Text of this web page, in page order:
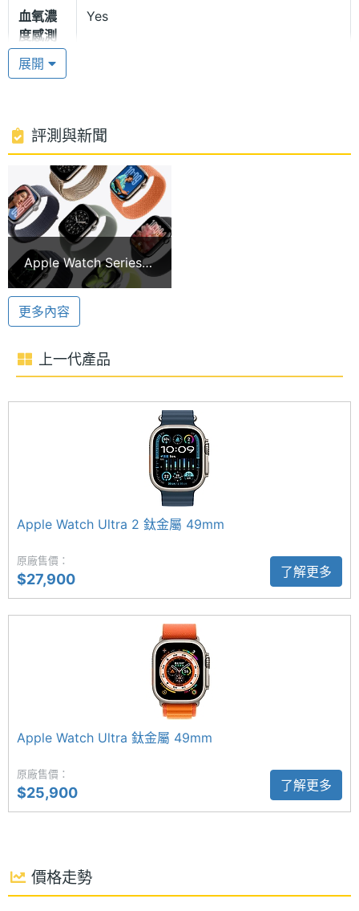
防塵等級，可承受休閒水肺潛水至 40 公尺深度。鈦
金屬材質不僅輕巧堅固、耐腐蝕，錶殼邊緣略微升高
的設計也能有效保護藍寶石水晶玻璃錶面，降低撞擊
國際橘色的動作按鈕
Apple Watch Ultra 3 鈦金屬 49mm 錶殼左側設有可
自訂功能的「國際橘色動作按鈕」，可快速啟動體能
訓練、標示指南針航點或開始潛水；長按則可觸發
「警笛」，手錶會發出 86dB 的求救音，最遠傳聲距
離可達 180 公尺。錶殼右側則配置大直徑數位錶冠、
深度計與側邊按鈕，操作更直覺方便。
雙向衛星通訊
Apple Watch Ultra 3 鈦金屬 49mm 運行 WatchOS
26 作業系統，搭載 S10 處理器、W3 無線晶片與 U2
超寬頻晶片，透過「精確尋找」功能可顯示你與
iPhone 的大致距離與方位，支援「雙指互點兩下」與
「翻轉手腕」等手勢操作，操作更加直覺。在特定國
家與地區新增了雙向衛星通訊功能，即使沒有行動網
路訊號，也能透過衛星發送 SOS 緊急訊息給救援單
位，提升戶外活動的安全性。
最長可達 42 小時續航
Apple Watch Ultra 3 鈦金屬 49mm 續航表現再提
升，正常使用可長達 42 小時，開啟低耗電模式則可
延長至 72 小時；支援快充功能，充電約 45 分鐘即可
達 80% 電量，僅需 15 分鐘即可支援最長 12 小時的
使用。健康功能支援全天候心率偵測、睡眠監測、
ECG 心電圖測量、血氧濃度感測及經期追蹤，全新高
血壓偵測功能能即時透過通知提醒用戶。此外，配備
Workout Buddy
血氧濃
度感測
器
Yes
水溫感
Yes
主螢幕
材質
LTPO3 OLED
主螢幕
觸控
Yes
硬體效能
作業系
本
watchOS 26
型號
ROM儲
存空間
5G NR
LTE
2100(B1), 2600(B7), 700(B28), 800(B18),
800(B20), 800(B26), 850(B5), 900(B8),
展開
評測與新聞
Apple Watch Series
11與Ultra 3首度支援
5G網路！Watch SE 3
代新品發表
更多內容
上一代產品
Apple Watch Ultra 2 鈦金屬 49mm
原廠售價：
$27,900 了解更多
Apple Watch Ultra 鈦金屬 49mm
原廠售價：
$25,900 了解更多
價格走勢